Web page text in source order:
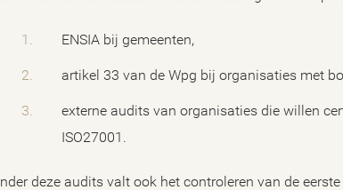
ENSIA bij gemeenten,
artikel 33 van de Wpg bij organisaties met
externe audits van organisaties die willen
ISO27001.
deze audits valt ook het controleren van de